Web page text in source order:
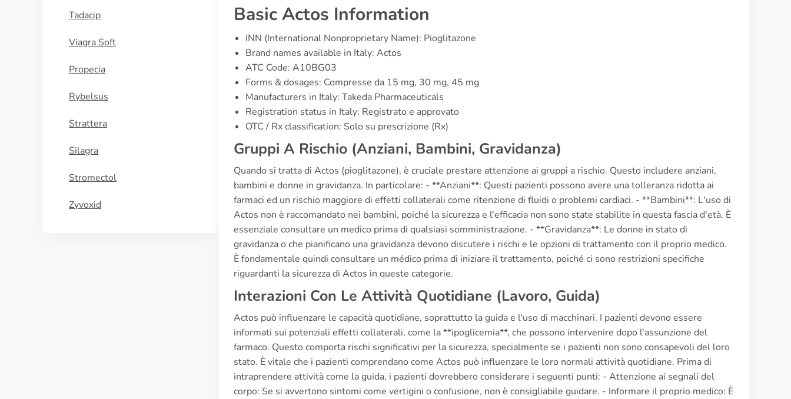
Tadacip
Viagra Soft
Propecia
Rybelsus
Strattera
Silagra
Stromectol
Zyvoxid
Basic Actos Information
INN (International Nonproprietary Name): Pioglitazone
Brand names available in Italy: Actos
ATC Code: A10BG03
Forms & dosages: Compresse da 15 mg, 30 mg, 45 mg
Manufacturers in Italy: Takeda Pharmaceuticals
Registration status in Italy: Registrato e approvato
OTC / Rx classification: Solo su prescrizione (Rx)
Gruppi A Rischio (Anziani, Bambini, Gravidanza)
Quando si tratta di Actos (pioglitazone), è cruciale prestare attenzione ai gruppi a rischio. Questo includere anziani,
bambini e donne in gravidanza. In particolare: - **Anziani**: Questi pazienti possono avere una tolleranza ridotta ai
farmaci ed un rischio maggiore di effetti collaterali come ritenzione di fluidi o problemi cardiaci. - **Bambini**: L'uso di
Actos non è raccomandato nei bambini, poiché la sicurezza e l'efficacia non sono state stabilite in questa fascia d'età. È
essenziale consultare un medico prima di qualsiasi somministrazione. - **Gravidanza**: Le donne in stato di
gravidanza o che pianificano una gravidanza devono discutere i rischi e le opzioni di trattamento con il proprio medico.
È fondamentale quindi consultare un médico prima di iniziare il trattamento, poiché ci sono restrizioni specifiche
riguardanti la sicurezza di Actos in queste categorie.
Interazioni Con Le Attività Quotidiane (Lavoro, Guida)
Actos può influenzare le capacità quotidiane, soprattutto la guida e l'uso di macchinari. I pazienti devono essere
informati sui potenziali effetti collaterali, come la **ipoglicemia**, che possono intervenire dopo l'assunzione del
farmaco. Questo comporta rischi significativi per la sicurezza, specialmente se i pazienti non sono consapevoli del loro
stato. È vitale che i pazienti comprendano come Actos può influenzare le loro normali attività quotidiane. Prima di
intraprendere attività come la guida, i pazienti dovrebbero considerare i seguenti punti: - Attenzione ai segnali del
corpo: Se si avvertono sintomi come vertigini o confusione, non è consigliabile guidare. - Informare il proprio medico: È